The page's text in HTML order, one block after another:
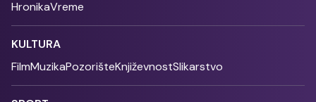
HronikaVreme
KULTURA
FilmMuzikaPozorišteKnjiževnostSlikarstvo